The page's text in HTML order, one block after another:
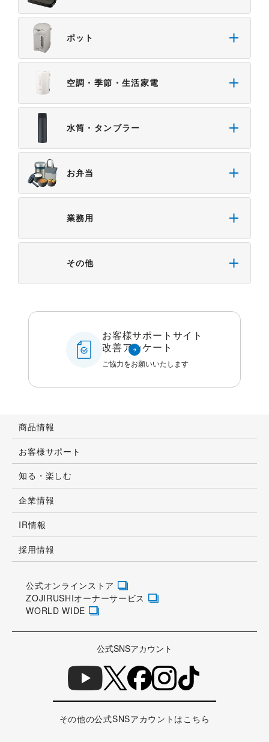
かじめご了承ください。
・掲載された情報が全て正確であり、有用であり、
安全であること。
・掲載された情報が常に最新のものであること。
・本サイトをご利用になったこと、またはご利用に
なれなかったことにより生じる一切の損害。
たは提供の中止・中断を行うこと。また、それによ
って生じる一切の損害。
ポット
空調・季節・生活家電
水筒・タンブラー
お弁当
業務用
その他
お客様サポートサイト
改善アンケート
ご協力をお願いいたします
商品情報
お客様サポート
知る・楽しむ
企業情報
IR情報
採用情報
公式オンラインストア
ZOJIRUSHIオーナーサービス
WORLD WIDE
公式SNSアカウント
その他の公式SNSアカウントはこちら